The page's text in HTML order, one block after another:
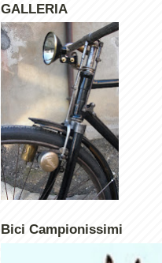
GALLERIA
Bici Campionissimi